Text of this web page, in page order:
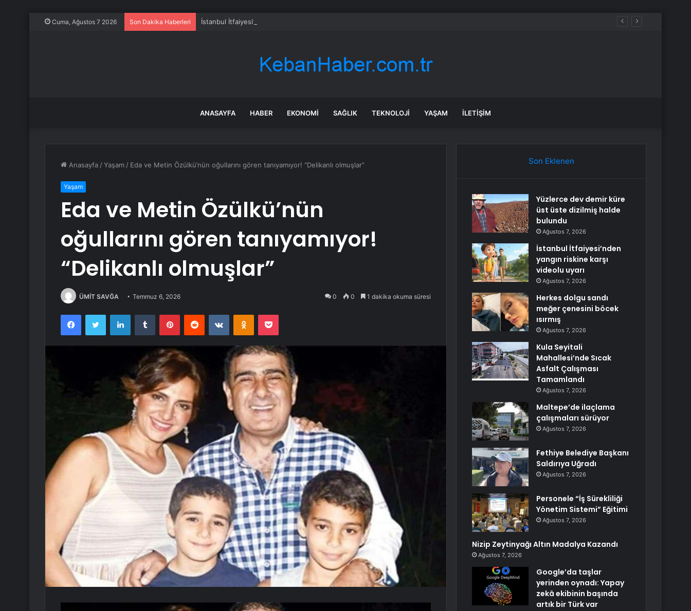
Cuma, Ağustos 7 2026 Son Dakika Haberleri İstanbul İtfaiyesi’nden yangın riskine karşı videolu uyarı
ANASAYFA HABER EKONOMI SAĞLIK TEKNOLOJI YAŞAM İLETIŞIM
Anasayfa /Yaşam / Eda ve Metin Özülkü’nün oğullarını gören tanıyamıyor! “Delikanlı olmuşlar”
Yaşam
Eda ve Metin Özülkü’nün
oğullarını gören tanıyamıyor!
“Delikanlı olmuşlar”
ÜMİT SAVĞA Temmuz 6, 2026 0 0 1 dakika okuma süresi
FacebookTwitter LinkedInTumblr PinterestReddit VKontakteOdnoklassniki
Pocket
Son Eklenen
Yüzlerce dev demir küre
üst üste dizilmiş halde
bulundu
Ağustos 7, 2026
İstanbul İtfaiyesi’nden
yangın riskine karşı
videolu uyarı
Ağustos 7, 2026
Herkes dolgu sandı
meğer çenesini böcek
ısırmış
Ağustos 7, 2026
Kula Seyitali
Mahallesi’nde Sıcak
Asfalt Çalışması
Tamamlandı
Ağustos 7, 2026
Maltepe’de ilaçlama
çalışmaları sürüyor
Ağustos 7, 2026
Fethiye Belediye Başkanı
Saldırıya Uğradı
Ağustos 7, 2026
Personele “İş Sürekliliği
Yönetim Sistemi” Eğitimi
Ağustos 7, 2026
Nizip Zeytinyağı Altın Madalya Kazandı
Ağustos 7, 2026
Google’da taşlar
yerinden oynadı: Yapay
zekâ ekibinin başında
artık bir Türk var